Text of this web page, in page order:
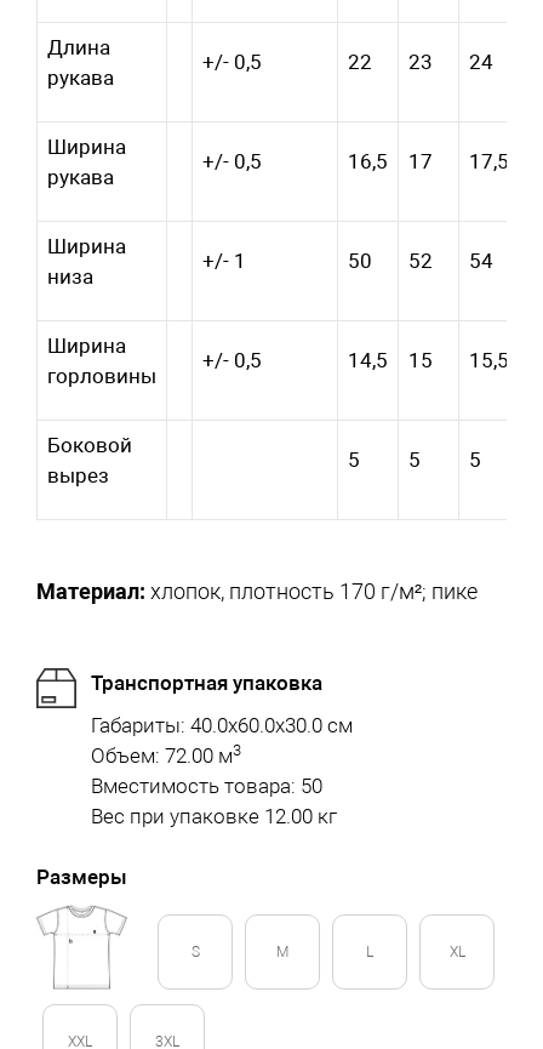
Длина
рукава
+/- 0,5 22 23 24
Ширина
рукава
+/- 0,5 16,5 17 17,5
Ширина
низа
+/- 1 50 52 54
Ширина
горловины
+/- 0,5 14,5 15 15,5
Боковой
вырез
5 5 5
Материал: хлопок, плотность 170 г/м²; пике
Транспортная упаковка
Габариты: 40.0x60.0x30.0 см
Объем: 72.00 м3
Вместимость товара: 50
Вес при упаковке 12.00 кг
Размеры
S M L XL
XXL 3XL